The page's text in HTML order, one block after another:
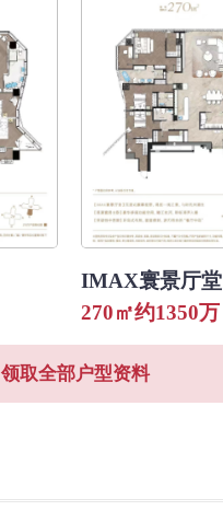
IMAX寰景厅堂
270㎡约1350万
领取全部户型资料